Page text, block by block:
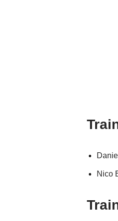
Nico